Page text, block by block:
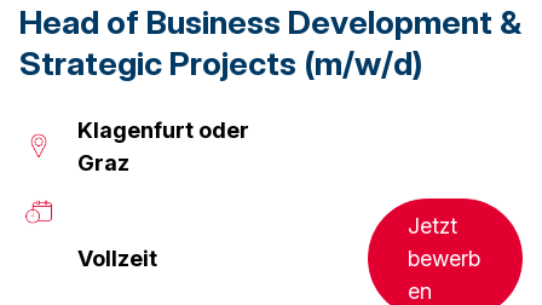
Head of Business Development &
Strategic Projects (m/w/d)
Klagenfurt oder
Graz
Vollzeit
Jetzt
bewerb
en